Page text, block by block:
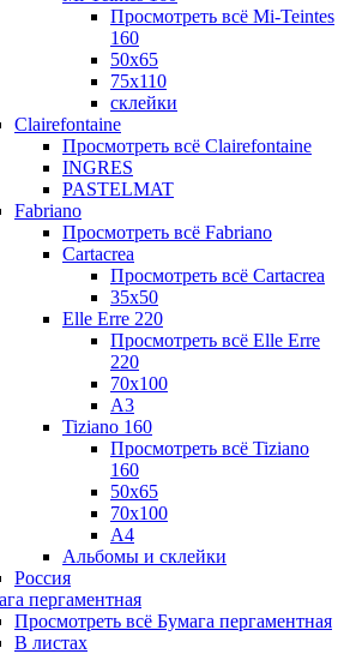
Просмотреть всё Mi-Teintes
160
50х65
75х110
склейки
Clairefontaine
Просмотреть всё Clairefontaine
INGRES
PASTELMAT
Fabriano
Просмотреть всё Fabriano
Cartacrea
Просмотреть всё Cartacrea
35х50
Elle Erre 220
Просмотреть всё Elle Erre
220
70х100
А3
Tiziano 160
Просмотреть всё Tiziano
160
50х65
70х100
А4
Альбомы и склейки
Россия
пергаментная
Просмотреть всё Бумага пергаментная
В листах